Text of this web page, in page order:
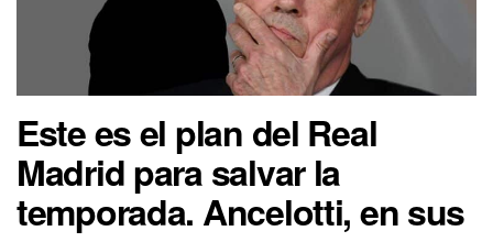
Este es el plan del Real
Madrid para salvar la
temporada. Ancelotti, en sus